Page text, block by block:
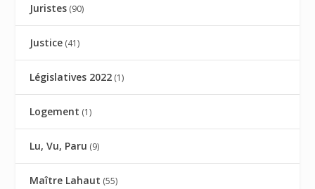
Juristes (90)
Justice (41)
Législatives 2022 (1)
Logement (1)
Lu, Vu, Paru (9)
Maître Lahaut (55)